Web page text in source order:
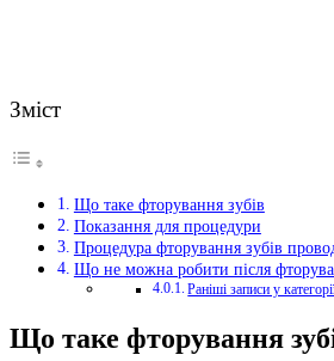
Зміст
Що таке фторування зубів
Показання для процедури
Процедура фторування зубів
Що не можна робити після
Раніші записи у
Що таке фторування